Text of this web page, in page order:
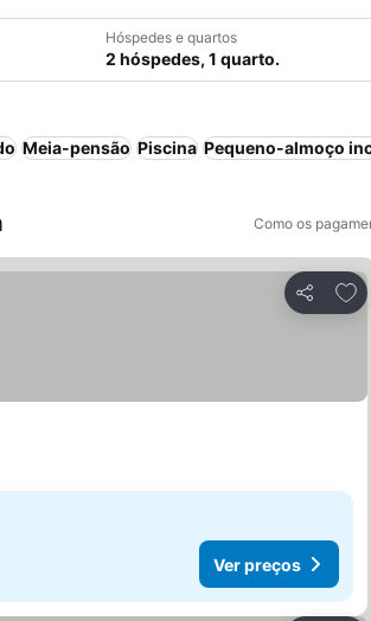
Hóspedes e quartos
2 hóspedes, 1 quarto.
Meia-pensão Piscina Pequeno-almoço
Como os
Partilhar
Ver preços